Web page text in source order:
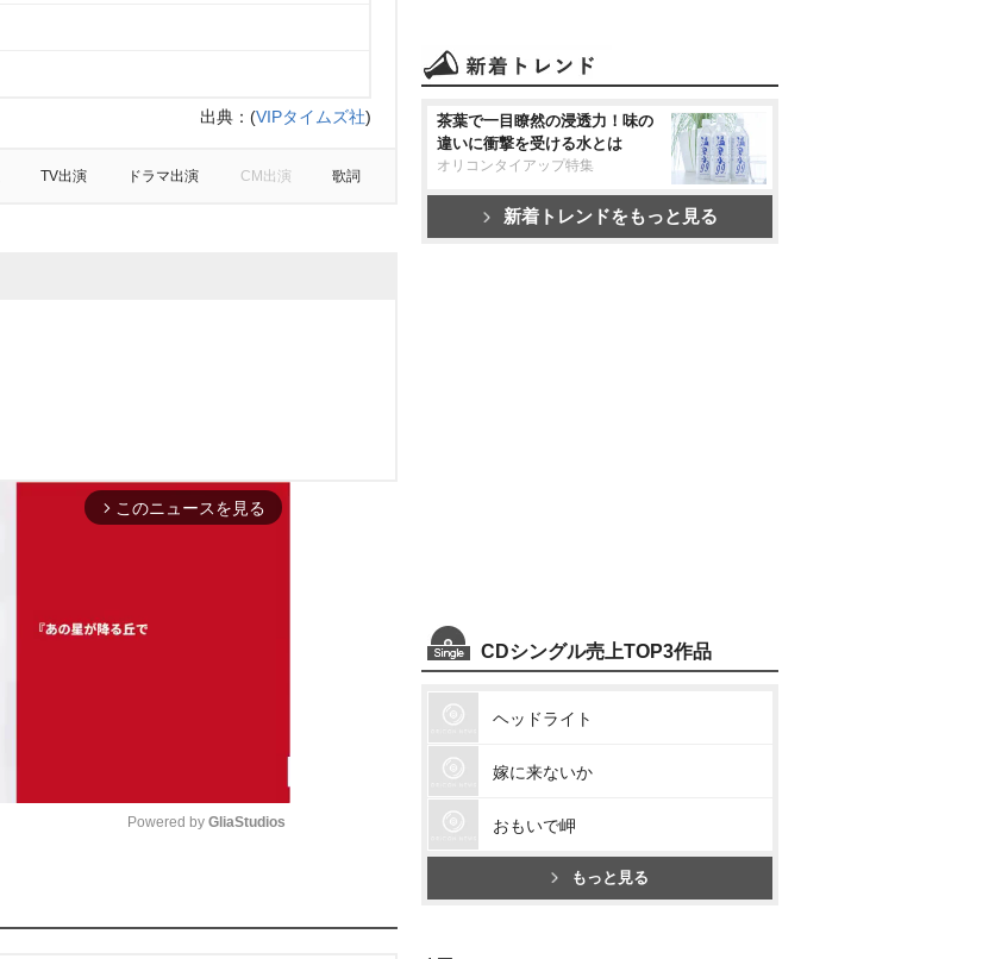
出典： (VIPタイムズ社)
TV出演 ドラマ出演 CM出演 歌詞
arrow_forward_ios このニュースを見る
u
Powered by GliaStudios
茶葉で一目瞭然の浸透力！味の
違いに衝撃を受ける水とは
オリコンタイアップ特集
新着トレンドをもっと見る
CDシングル売上TOP3作品
ヘッドライト
嫁に来ないか
おもいで岬
もっと見る